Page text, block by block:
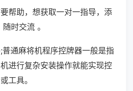
帮助，想获取一对一指导，添
时交流 。
通麻将机程序控牌器一般是指
进行复杂安装操作就能实现控
工具。